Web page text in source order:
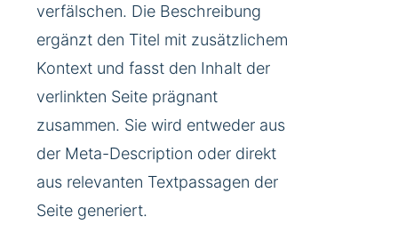
verfälschen. Die Beschreibung
ergänzt den Titel mit zusätzlichem
Kontext und fasst den Inhalt der
verlinkten Seite prägnant
zusammen. Sie wird entweder aus
der Meta-Description oder direkt
aus relevanten Textpassagen der
Seite generiert.